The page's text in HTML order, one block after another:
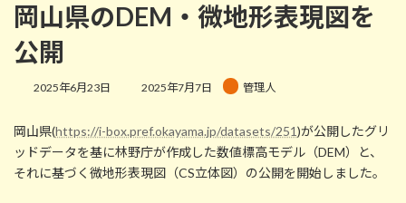
岡山県のDEM・微地形表現図を
公開
2025年6月23日
最
新
日
時
:
2025年7月7日 管理人
岡山県(https://i-box.pref.okayama.jp/datasets/251)が公開したグリ
ッドデータを基に林野庁が作成した数値標高モデル（DEM）と、
それに基づく微地形表現図（CS立体図）の公開を開始しました。